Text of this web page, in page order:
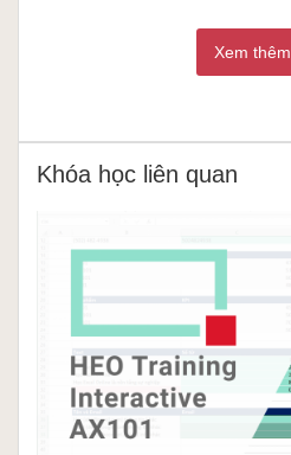
Xem thêm
Khóa học liên quan